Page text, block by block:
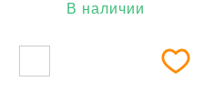
В наличии